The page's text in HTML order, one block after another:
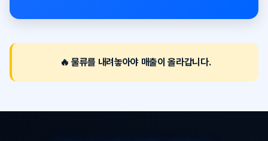
🔥 물류를 내려놓아야 매출이 올라갑니다.